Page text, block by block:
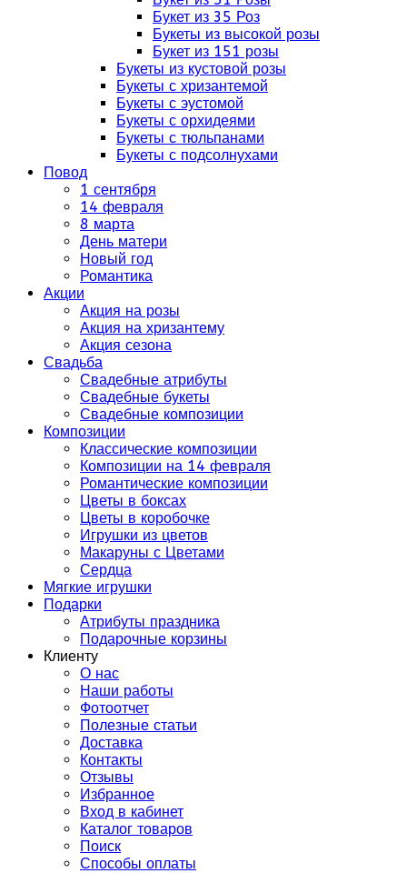
Букет из 35 Роз
Букеты из высокой розы
Букет из 151 розы
Букеты из кустовой розы
Букеты с хризантемой
Букеты с эустомой
Букеты с орхидеями
Букеты с тюльпанами
Букеты с подсолнухами
Повод
1 сентября
14 февраля
8 марта
День матери
Новый год
Романтика
Акции
Акция на розы
Акция на хризантему
Акция сезона
Свадьба
Свадебные атрибуты
Свадебные букеты
Свадебные композиции
Композиции
Классические композиции
Композиции на 14 февраля
Романтические композиции
Цветы в боксах
Цветы в коробочке
Игрушки из цветов
Макаруны с Цветами
Сердца
Мягкие игрушки
Подарки
Атрибуты праздника
Подарочные корзины
Клиенту
О нас
Наши работы
Фотоотчет
Полезные статьи
Доставка
Контакты
Отзывы
Избранное
Вход в кабинет
Каталог товаров
Поиск
Способы оплаты